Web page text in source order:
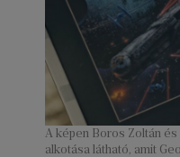
A képen Boros Zoltán
alkotása látható, amit